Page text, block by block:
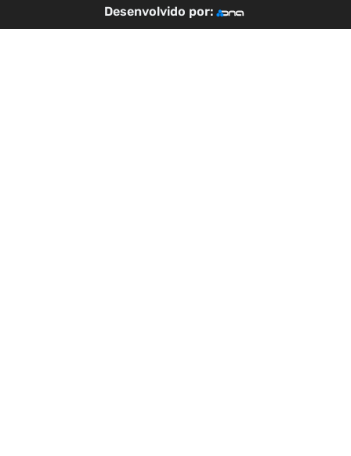
Desenvolvido por: